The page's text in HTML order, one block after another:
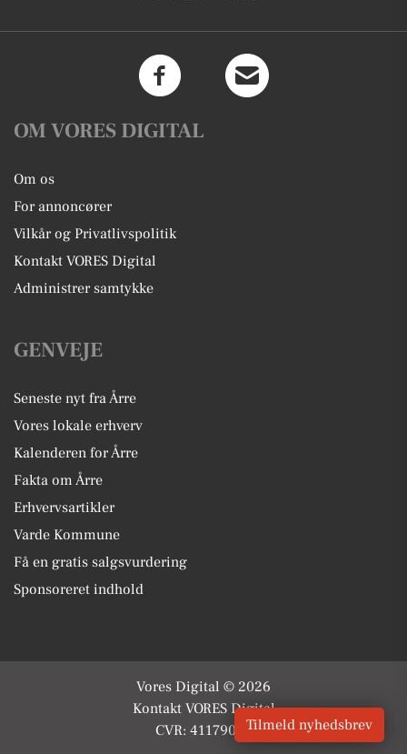
OM VORES DIGITAL
Om os
For annoncører
Vilkår og Privatlivspolitik
Kontakt VORES Digital
Administrer samtykke
GENVEJE
Seneste nyt fra Årre
Vores lokale erhverv
Kalenderen for Årre
Fakta om Årre
Erhvervsartikler
Varde Kommune
Få en gratis salgsvurdering
Sponsoreret indhold
Vores Digital © 2026
Kontakt VORES Digital
CVR: 41179082Tilmeld nyhedsbrev